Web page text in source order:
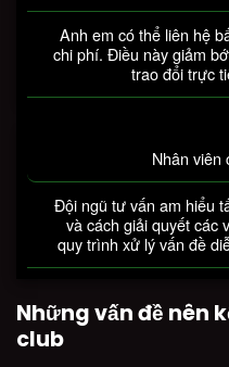
Anh em có thể liên hệ
chi phí. Điều này giảm
trao đổi trực
Nhân viên
Đội ngũ tư vấn am hiểu
và cách giải quyết các
quy trình xử lý vấn đề
Những vấn đề nên
club